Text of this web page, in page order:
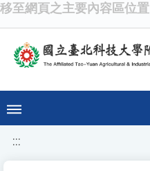
移至網頁之主要內容區位置
:::